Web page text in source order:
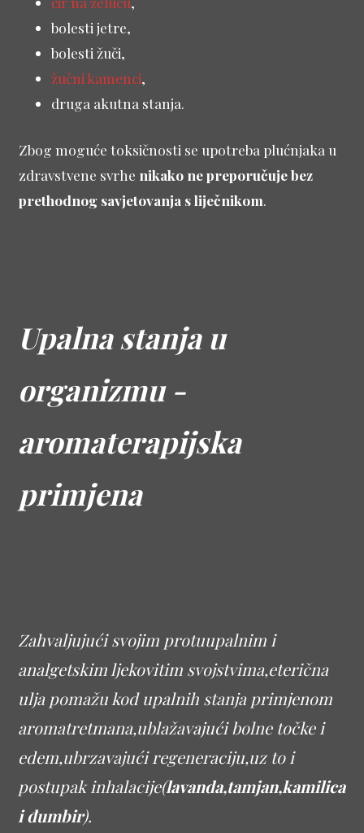
bolesti jetre,
bolesti žuči,
žučni kamenci,
druga akutna stanja.
Zbog moguće toksičnosti se upotreba plućnjaka u
zdravstvene svrhe nikako ne preporučuje bez
prethodnog savjetovanja s liječnikom.
Upalna stanja u
organizmu -
aromaterapijska
primjena
Zahvaljujući svojim protuupalnim i
analgetskim ljekovitim svojstvima,eterična
ulja pomažu kod upalnih stanja primjenom
aromatretmana,ublažavajući bolne točke i
edem,ubrzavajući regeneraciju,uz to i
postupak inhalacije(lavanda,tamjan,kamilica
i đumbir).